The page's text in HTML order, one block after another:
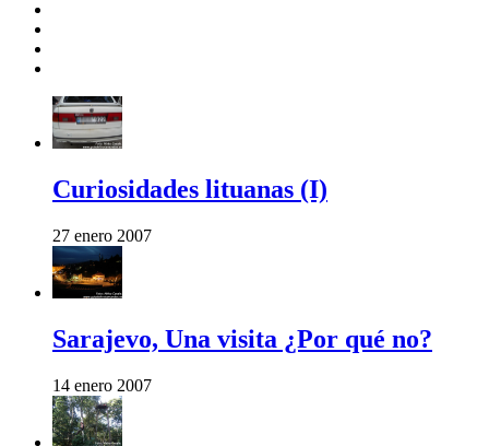
Curiosidades lituanas (I)
27 enero 2007
Sarajevo, Una visita ¿Por qué no?
14 enero 2007